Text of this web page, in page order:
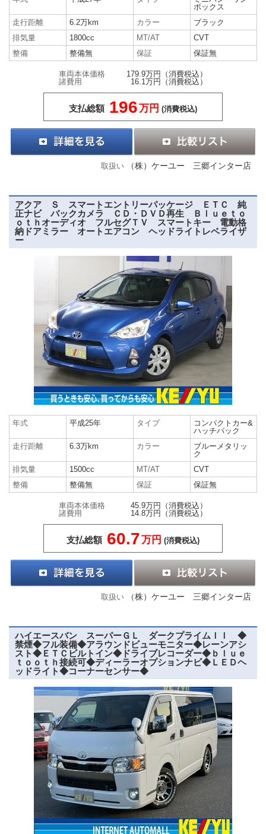
ボックス
走行距離
6.2万km カラー
ブラック
排気量
1800cc MT/AT
CVT
整備
整備無 保証 保証無
車両本体価格 179.9万円
（消費税込）
諸費用
16.1万円 （消費税込）
支払総額 196万円 (消費税込)
取扱い （株）ケーユー 三郷インター店
アクア Ｓ スマートエントリーパッケージ ＥＴＣ 純
正ナビ バックカメラ ＣＤ・ＤＶＤ再生 Ｂｌｕｅｔｏ
ｏｔｈオーディオ フルセグＴＶ スマートキー 電動格
納ドアミラー オートエアコン ヘッドライトレベライザ
ー
年式 平成25年 タイプ
コンパクトカー&
ハッチバック
走行距離
6.3万km カラー
ブルーメタリッ
ク
排気量
1500cc MT/AT
CVT
整備
整備無 保証 保証無
車両本体価格 45.9万円 （消費税込）
諸費用
14.8万円 （消費税込）
支払総額 60.7万円 (消費税込)
取扱い （株）ケーユー 三郷インター店
ハイエースバン スーパーＧＬ ダークプライムＩＩ ◆
禁煙◆フル装備◆アラウンドビューモニター◆レーンアシ
スト◆ＥＴＣビルトイン◆ドライブレコーダー◆ｂｌｕｅ
ｔｏｏｔｈ接続可◆ディーラーオプションナビ◆ＬＥＤヘ
ッドライト◆コーナーセンサー◆